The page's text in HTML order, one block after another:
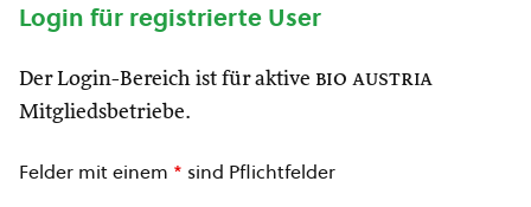
Login für registrierte User
Der Login-Bereich ist für aktive bio austria
Mitgliedsbetriebe.
Felder mit einem * sind Pflichtfelder